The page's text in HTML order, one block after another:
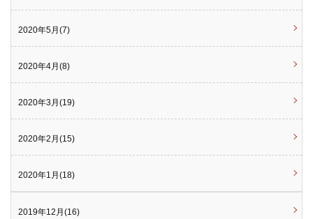
2020年5月(7)
2020年4月(8)
2020年3月(19)
2020年2月(15)
2020年1月(18)
2019年12月(16)